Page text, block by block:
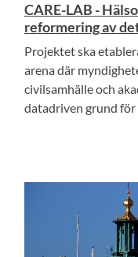
CARE-LAB -
reformering av
Projektet ska
arena där
civilsamhälle och
datadriven grund för